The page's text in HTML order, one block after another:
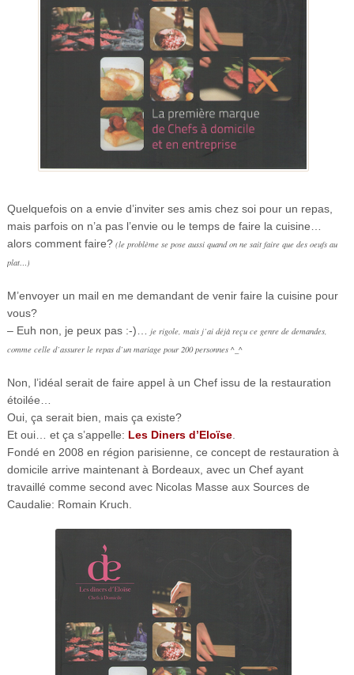
Quelquefois on a envie d’inviter ses amis chez soi pour un repas,
mais parfois on n’a pas l’envie ou le temps de faire la cuisine…
alors comment faire?(le problème se pose aussi quand on ne sait faire que des oeufs au
plat…)
M’envoyer un mail en me demandant de venir faire la cuisine pour
vous?
– Euh non, je peux pas :-)…
je rigole, mais j’ai déjà reçu ce genre de demandes,
comme celle d’assurer le repas d’un mariage pour 200 personnes ^_^
Non, l’idéal serait de faire appel à un Chef issu de la restauration
étoilée…
Oui, ça serait bien, mais ça existe?
Et oui… et ça s’appelle: Les Diners d’Eloïse.
Fondé en 2008 en région parisienne, ce concept de restauration à
domicile arrive maintenant à Bordeaux, avec un Chef ayant
travaillé comme second avec Nicolas Masse aux Sources de
Caudalie: Romain Kruch.